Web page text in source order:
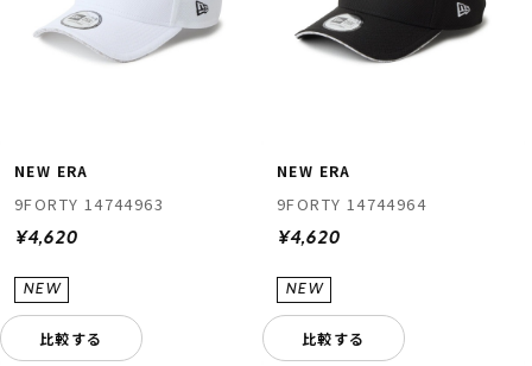
NEW ERA
9FORTY 14744963
¥4,620
比較する
NEW ERA
9FORTY 14744964
¥4,620
比較する